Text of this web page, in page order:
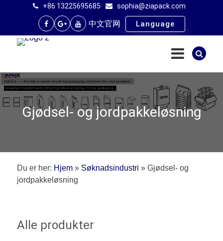
+86 13225695685 sophia@ziapack.com
中文官网 Language
Gjødsel- og jordpakkeløsning
Du er her: Hjem » Søknadsindustri » Gjødsel- og
jordpakkeløsning
Alle produkter